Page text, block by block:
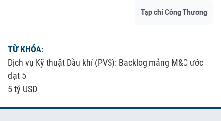
Tạp chí Công Thương
TỪ KHÓA:
Dịch vụ Kỹ thuật Dầu khí (PVS): Backlog mảng M&C ước
đạt 5
5 tỷ USD